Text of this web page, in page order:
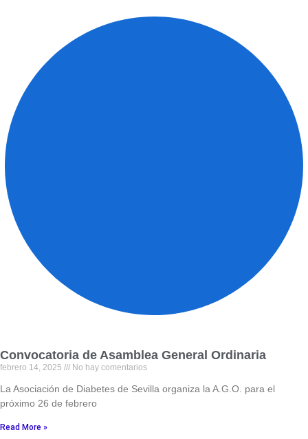
Convocatoria de Asamblea General Ordinaria
febrero 14, 2025 No hay comentarios
La Asociación de Diabetes de Sevilla organiza la A.G.O. para el
próximo 26 de febrero
Read More »